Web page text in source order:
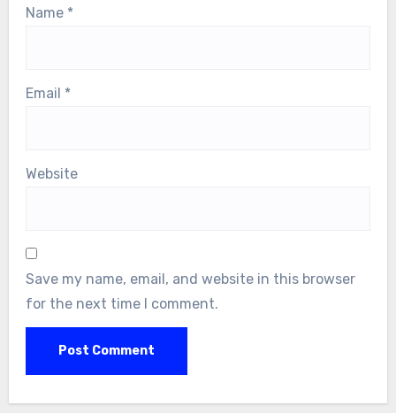
Name *
Email *
Website
Save my name, email, and website in this browser
for the next time I comment.